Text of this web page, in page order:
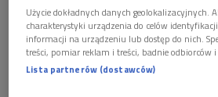
2 maja Polskie Radio uruchomiło
ukraińskim – Polskie Radio dla
częstotliwości 100,6 FM. Antena
Użycie dokładnych danych geolokalizacyjnych.
charakterystyki urządzenia do celów
informacji na urządzeniu lub dostęp do nich.
treści, pomiar reklam i treści, badnie odbiorców i
Lista partnerów (dostawców)